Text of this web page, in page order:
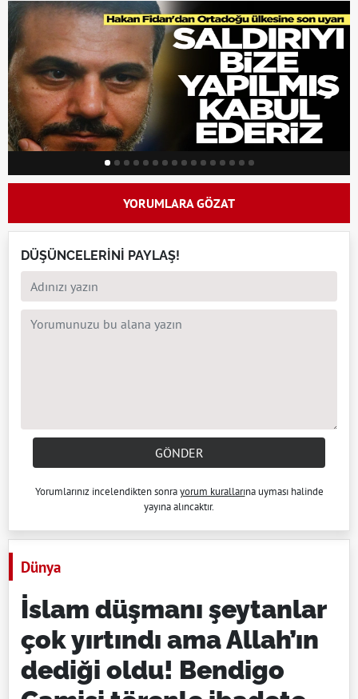
YORUMLARA GÖZAT
DÜŞÜNCELERİNİ PAYLAŞ!
GÖNDER
Yorumlarınız incelendikten sonrayorum kurallarına uyması halinde
yayına alıncaktır.
Dünya
İslam düşmanı şeytanlar
çok yırtındı ama Allah’ın
dediği oldu! Bendigo